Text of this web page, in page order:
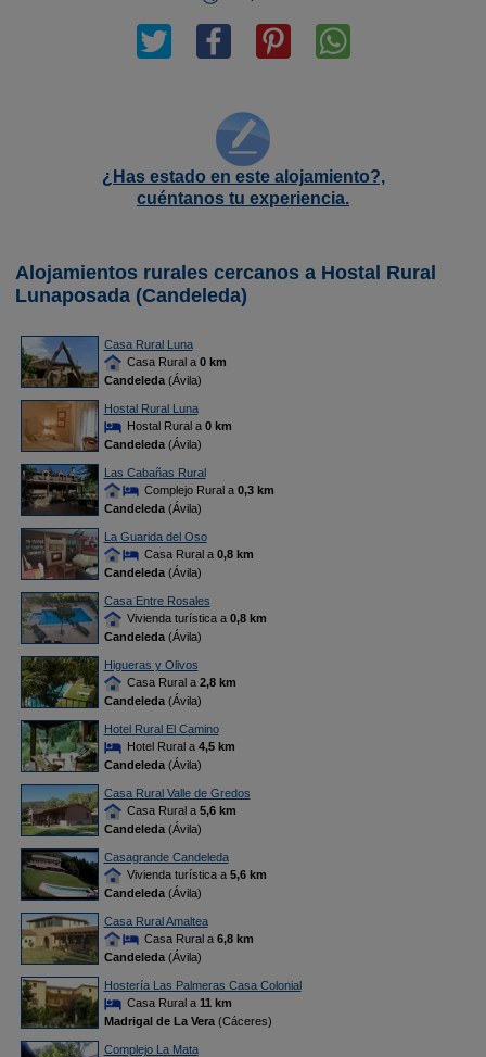
¿Has estado en este alojamiento?,
cuéntanos tu experiencia.
Alojamientos rurales cercanos a Hostal Rural
Lunaposada (Candeleda)
Casa Rural Luna
Casa Rural a 0 km
Candeleda(Ávila)
Hostal Rural Luna
Hostal Rural a 0 km
Candeleda(Ávila)
Las Cabañas Rural
Complejo Rural a 0,3 km
Candeleda(Ávila)
La Guarida del Oso
Casa Rural a 0,8 km
Candeleda(Ávila)
Casa Entre Rosales
Vivienda turística a 0,8 km
Candeleda(Ávila)
Higueras y Olivos
Casa Rural a 2,8 km
Candeleda(Ávila)
Hotel Rural El Camino
Hotel Rural a 4,5 km
Candeleda(Ávila)
Casa Rural Valle de Gredos
Casa Rural a 5,6 km
Candeleda(Ávila)
Casagrande Candeleda
Vivienda turística a 5,6 km
Candeleda(Ávila)
Casa Rural Amaltea
Casa Rural a 6,8 km
Candeleda(Ávila)
Hostería Las Palmeras Casa Colonial
Casa Rural a 11 km
Madrigal de La Vera(Cáceres)
Complejo La Mata